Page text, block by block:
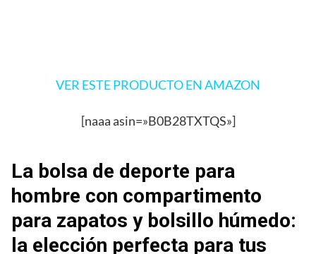
VER ESTE PRODUCTO EN AMAZON
[naaa asin=»B0B28TXTQS»]
La bolsa de deporte para
hombre con compartimento
para zapatos y bolsillo húmedo:
la elección perfecta para tus